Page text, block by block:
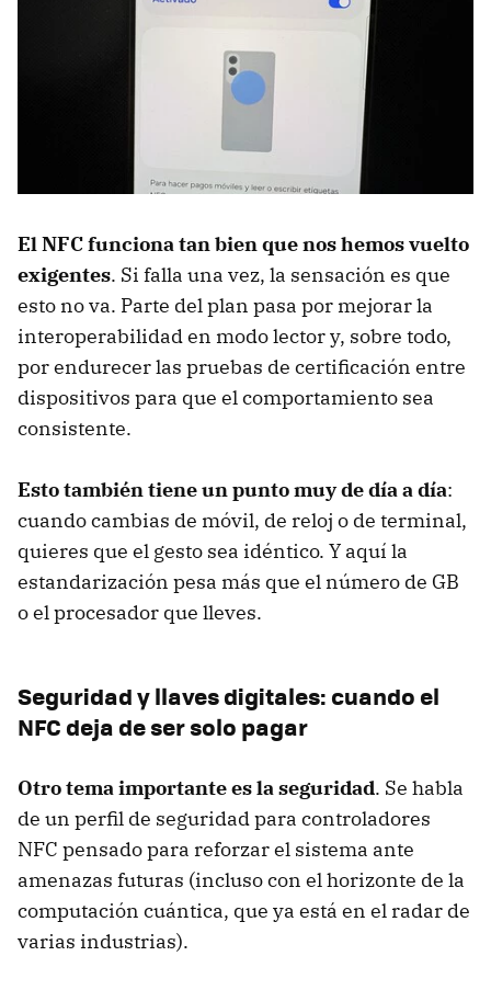
El NFC funciona tan bien que nos hemos vuelto
exigentes. Si falla una vez, la sensación es que
esto no va. Parte del plan pasa por mejorar la
interoperabilidad en modo lector y, sobre todo,
por endurecer las pruebas de certificación entre
dispositivos para que el comportamiento sea
consistente.
Esto también tiene un punto muy de día a día:
cuando cambias de móvil, de reloj o de terminal,
quieres que el gesto sea idéntico. Y aquí la
estandarización pesa más que el número de GB
o el procesador que lleves.
Seguridad y llaves digitales: cuando el
NFC deja de ser solo pagar
Otro tema importante es la seguridad. Se habla
de un perfil de seguridad para controladores
NFC pensado para reforzar el sistema ante
amenazas futuras (incluso con el horizonte de la
computación cuántica, que ya está en el radar de
varias industrias).